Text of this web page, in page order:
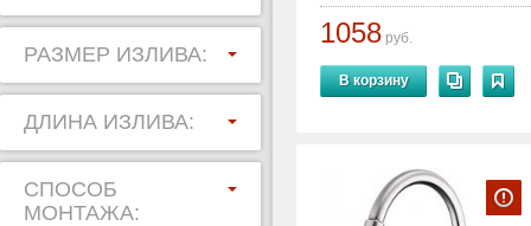
РАЗМЕР ИЗЛИВА:
ДЛИНА ИЗЛИВА:
СПОСОБ
МОНТАЖА:
1058 руб.
В корзину